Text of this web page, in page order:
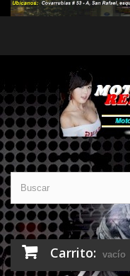
Carrito: vacío